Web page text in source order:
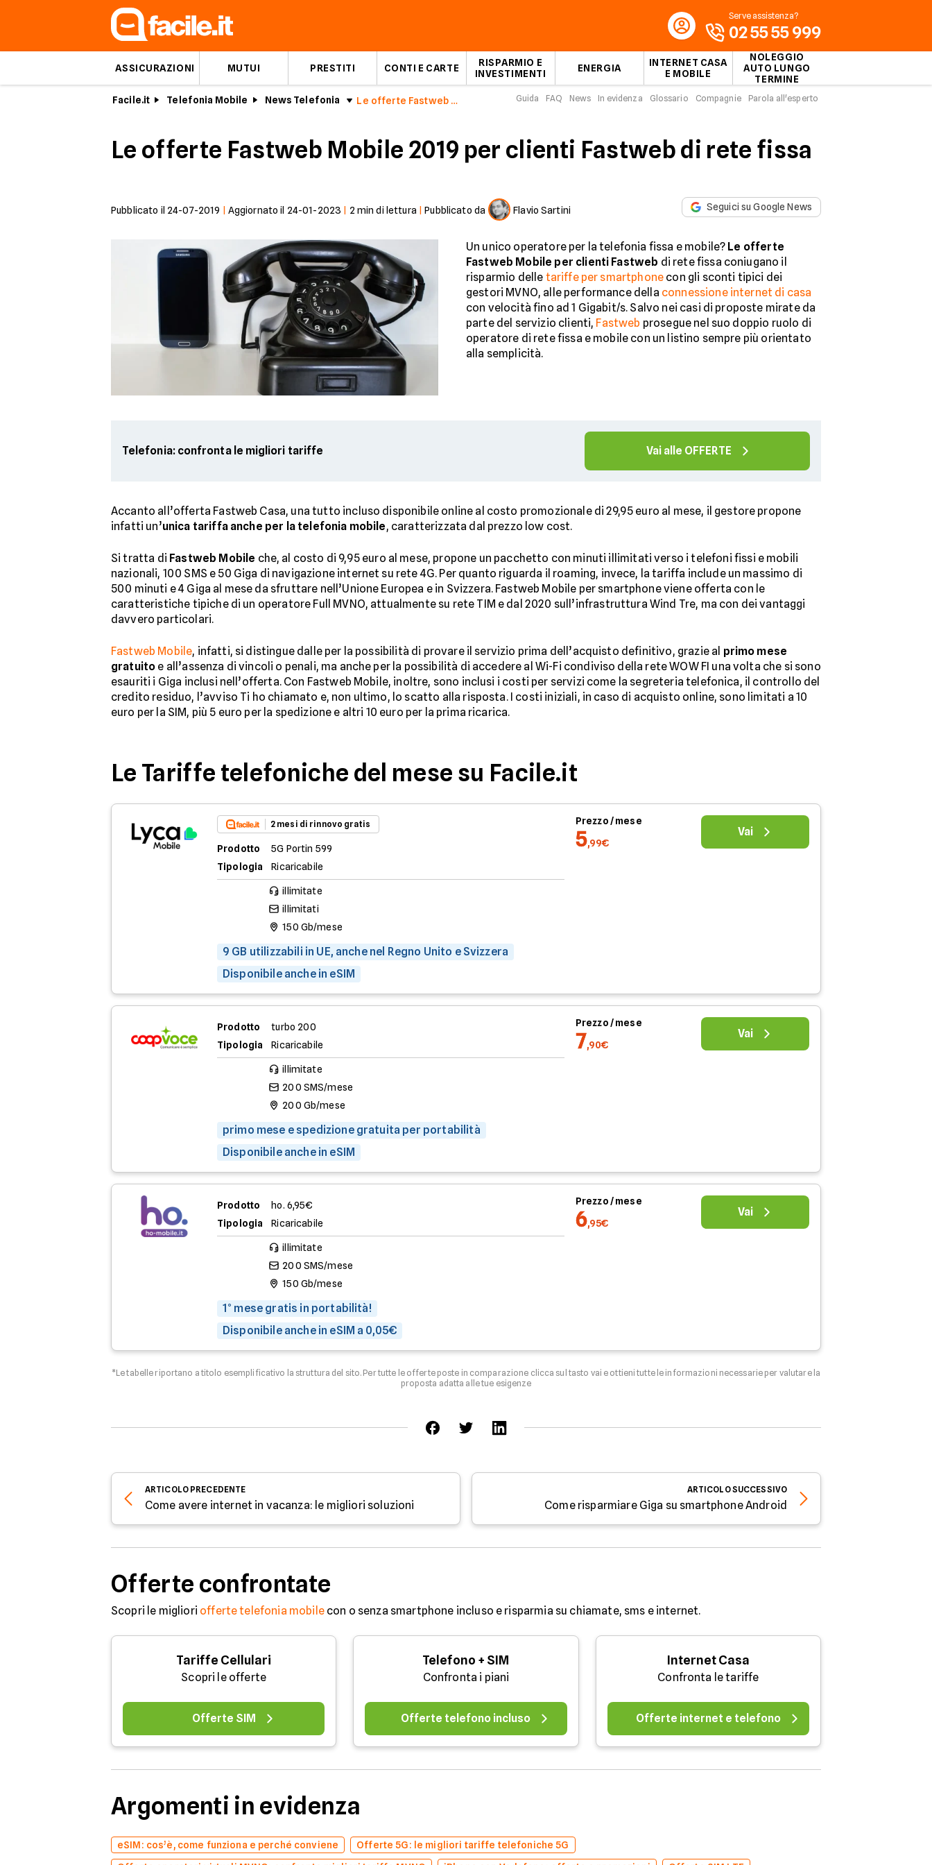
ASSICURAZIONI MUTUI PRESTITI CONTI E CARTE
RISPARMIO E
INVESTIMENTI
ENERGIA
INTERNET CASA
E MOBILE
NOLEGGIO
AUTO LUNGO
TERMINE
Serve assistenza?
02 55 55 999
Facile.it Telefonia Mobile News Telefonia Le offerte Fastweb Mobile 2019 per clienti di rete fissa Guida FAQ News In evidenza Glossario Compagnie Parola all'esperto
Le offerte Fastweb Mobile 2019 per clienti Fastweb di rete fissa
Pubblicato il 24-07-2019 Aggiornato il 24-01-2023 2 min di lettura |Pubblicato da Flavio Sartini Seguici su Google News
Un unico operatore per la telefonia fissa e mobile? Le offerte
Fastweb Mobile per clienti Fastweb di rete fissa coniugano il
risparmio delle tariffe per smartphone con gli sconti tipici dei
gestori MVNO, alle performance della connessione internet di casa
con velocità fino ad 1 Gigabit/s. Salvo nei casi di proposte mirate da
parte del servizio clienti, Fastweb prosegue nel suo doppio ruolo di
operatore di rete fissa e mobile con un listino sempre più orientato
alla semplicità.
Telefonia: confronta le migliori tariffe Vai alle OFFERTE
Accanto all’offerta Fastweb Casa, una tutto incluso disponibile online al costo promozionale di 29,95 euro al mese, il gestore propone
infatti un’unica tariffa anche per la telefonia mobile, caratterizzata dal prezzo low cost.
Si tratta di Fastweb Mobile che, al costo di 9,95 euro al mese, propone un pacchetto con minuti illimitati verso i telefoni fissi e mobili
nazionali, 100 SMS e 50 Giga di navigazione internet su rete 4G. Per quanto riguarda il roaming, invece, la tariffa include un massimo di
500 minuti e 4 Giga al mese da sfruttare nell’Unione Europea e in Svizzera. Fastweb Mobile per smartphone viene offerta con le
caratteristiche tipiche di un operatore Full MVNO, attualmente su rete TIM e dal 2020 sull’infrastruttura Wind Tre, ma con dei vantaggi
davvero particolari.
Fastweb Mobile, infatti, si distingue dalle per la possibilità di provare il servizio prima dell’acquisto definitivo, grazie al primo mese
gratuito e all’assenza di vincoli o penali, ma anche per la possibilità di accedere al Wi-Fi condiviso della rete WOW FI una volta che si sono
esauriti i Giga inclusi nell’offerta. Con Fastweb Mobile, inoltre, sono inclusi i costi per servizi come la segreteria telefonica, il controllo del
credito residuo, l’avviso Ti ho chiamato e, non ultimo, lo scatto alla risposta. I costi iniziali, in caso di acquisto online, sono limitati a 10
euro per la SIM, più 5 euro per la spedizione e altri 10 euro per la prima ricarica.
Le Tariffe telefoniche del mese su Facile.it
2 mesi di rinnovo gratis
Prodotto
5G Portin 599
Tipologia
Ricaricabile
illimitate
illimitati
150 Gb/mese
9 GB utilizzabili in UE, anche nel Regno Unito e Svizzera
Disponibile anche in eSIM
Prezzo / mese
5,99€
Vai
Prodotto
turbo 200
Tipologia
Ricaricabile
illimitate
200 SMS/mese
200 Gb/mese
primo mese e spedizione gratuita per portabilità
Disponibile anche in eSIM
Prezzo / mese
7,90€
Vai
Prodotto
ho. 6,95€
Tipologia
Ricaricabile
illimitate
200 SMS/mese
150 Gb/mese
1° mese gratis in portabilità!
Disponibile anche in eSIM a 0,05€
Prezzo / mese
6,95€
Vai
*Le tabelle riportano a titolo esemplificativo la struttura del sito. Per tutte le offerte poste in comparazione clicca sul tasto vai e ottieni tutte le informazioni necessarie per valutare la
proposta adatta alle tue esigenze
ARTICOLO PRECEDENTE
Come avere internet in vacanza: le migliori soluzioni
ARTICOLOSUCCESSIVO
Come risparmiare Giga su smartphone Android
Offerte confrontate
Scopri le migliori offerte telefonia mobilecon o senza smartphone incluso e risparmia su chiamate, sms e internet.
Tariffe Cellulari
Scopri le offerte
Offerte SIM
Telefono + SIM
Confronta i piani
Offerte telefono incluso
Internet Casa
Confronta le tariffe
Offerte internet e telefono
Argomenti in evidenza
eSIM: cos’è, come funziona e perché conviene
Offerte 5G: le migliori tariffe telefoniche 5G